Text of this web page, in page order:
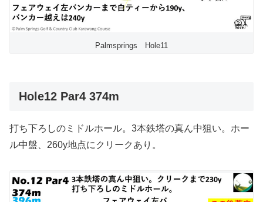
Palmsprings Hole11
Hole12 Par4 374m
打ち下ろしのミドルホール。3本鉄塔の真ん中狙い。ホー
ル中盤、260y地点にクリークあり。